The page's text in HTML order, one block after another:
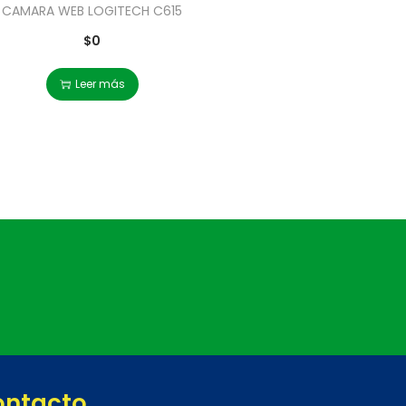
CAMARA WEB LOGITECH C615
$0
Leer más